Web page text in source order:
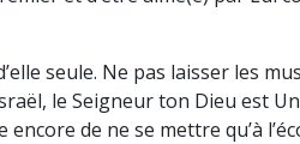
seule. Ne pas laisser les
le Seigneur ton Dieu est
de ne se mettre qu’à